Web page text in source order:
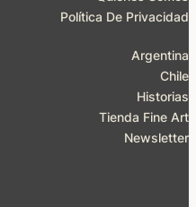
Política De Privacidad
Argentina
Chile
Historias
Tienda Fine Art
Newsletter